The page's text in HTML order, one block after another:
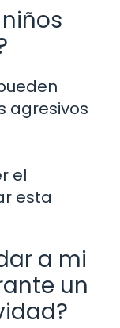
agresivos
el
esta
a mi
un